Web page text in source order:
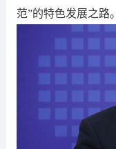
范”的特色发展之路。